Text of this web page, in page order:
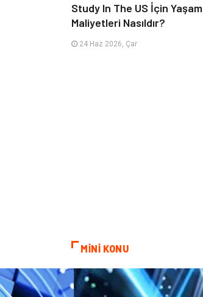
Study In The US İçin Yaşam
Maliyetleri Nasıldır?
24 Haz 2026, Çar
MİNİ KONU